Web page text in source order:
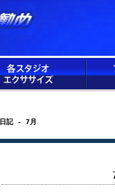
日記 - 7月